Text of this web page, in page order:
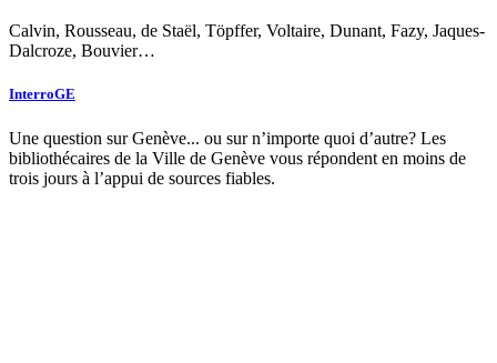
Calvin, Rousseau, de Staël, Töpffer, Voltaire, Dunant, Fazy, Jaques-
Dalcroze, Bouvier…
InterroGE
Une question sur Genève... ou sur n’importe quoi d’autre? Les
bibliothécaires de la Ville de Genève vous répondent en moins de
trois jours à l’appui de sources fiables.